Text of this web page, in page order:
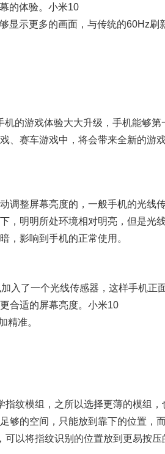
的体验。小米10
显示更多的画面，与传统的60Hz刷
的游戏体验大大升级，手机能够第
、赛车游戏中，将会带来全新的游戏
整屏幕亮度的，一般手机的光线
，明明所处环境相对明亮，但是光
，影响到手机的正常使用。
入了一个光线传感器，这样手机正
合适的屏幕亮度。小米10
精准。
纹模组，之所以选择更薄的模组
够的空间，只能放到靠下的位置，
以将指纹识别的位置放到更易按压